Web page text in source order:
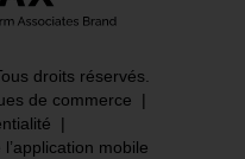
droits réservés.
de commerce
|
|
mobile